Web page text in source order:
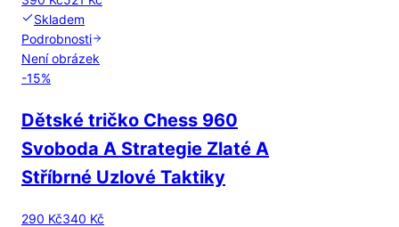
Skladem
Podrobnosti
Není obrázek
-15%
Dětské tričko Chess 960
Svoboda A Strategie Zlaté A
Stříbrné Uzlové Taktiky
290 Kč340 Kč